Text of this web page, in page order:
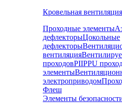
Кровельная вентиляция
Проходные элементы
дефлекторыЦокольные
дефлекторы
вентиляция
проходовPIIPPU
элементы
электроприводом
Флеш
Элементы